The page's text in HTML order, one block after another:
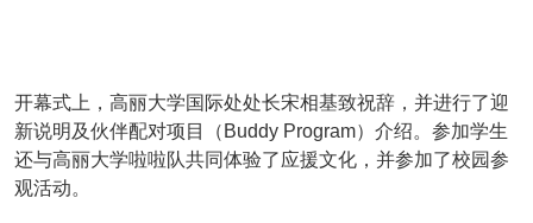
开幕式上，高丽大学国际处处长宋相基致祝辞，并进行了迎
新说明及伙伴配对项目（Buddy Program）介绍。参加学生
还与高丽大学啦啦队共同体验了应援文化，并参加了校园参
观活动。